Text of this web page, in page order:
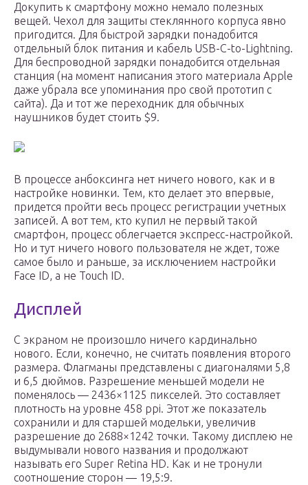
Докупить к смартфону можно немало полезных
вещей. Чехол для защиты стеклянного корпуса явно
пригодится. Для быстрой зарядки понадобится
отдельный блок питания и кабель USB-C-to-Lightning.
Для беспроводной зарядки понадобится отдельная
станция (на момент написания этого материала Apple
даже убрала все упоминания про свой прототип с
сайта). Да и тот же переходник для обычных
наушников будет стоить $9.
В процессе анбоксинга нет ничего нового, как и в
настройке новинки. Тем, кто делает это впервые,
придется пройти весь процесс регистрации учетных
записей. А вот тем, кто купил не первый такой
смартфон, процесс облегчается экспресс-настройкой.
Но и тут ничего нового пользователя не ждет, тоже
самое было и раньше, за исключением настройки
Face ID, а не Touch ID.
Дисплей
С экраном не произошло ничего кардинально
нового. Если, конечно, не считать появления второго
размера. Флагманы представлены с диагоналями 5,8
и 6,5 дюймов. Разрешение меньшей модели не
поменялось — 2436×1125 пикселей. Это составляет
плотность на уровне 458 ppi. Этот же показатель
сохранили и для старшей модельки, увеличив
разрешение до 2688×1242 точки. Такому дисплею не
выдумывали нового названия и продолжают
называть его Super Retina HD. Как и не тронули
соотношение сторон — 19,5:9.